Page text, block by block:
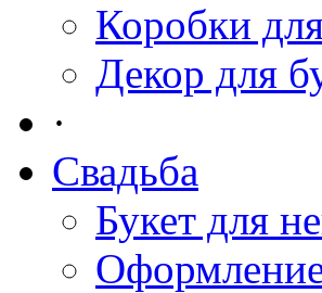
Коробки
Декор для
·
Свадьба
Букет для